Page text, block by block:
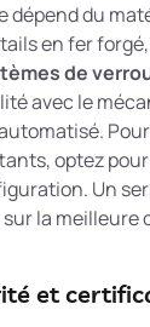
dépend du
en fer
de
avec le
optez
Un
la meilleure
et